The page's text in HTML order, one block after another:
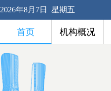
2026年8月7日 星期五
首页 机构概况